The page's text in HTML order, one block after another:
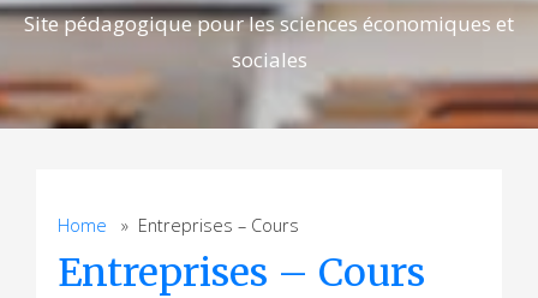
Site pédagogique pour les sciences économiques et
sociales
Home » Entreprises – Cours
Entreprises – Cours